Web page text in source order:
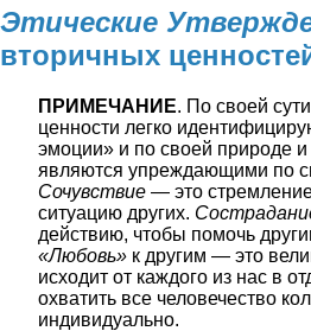
Этические
вторичных
ПРИМЕЧАНИЕ. По своей
ценности легко
эмоции» и по своей природе и
являются упреждающими по
Сочувствие ― это
ситуацию других.
действию, чтобы помочь
«Любовь» к другим ― это
исходит от каждого из нас в
охватить все человечество
индивидуально.